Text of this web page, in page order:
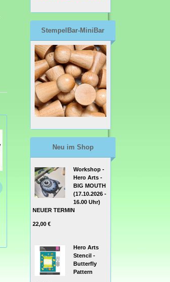
Jane's Doodles
Wild Winter
Clear Stamps
Domestic
StempelBar-MiniBar
Neu im Shop
Workshop -
Hero Arts -
BIG MOUTH
(17.10.2026 -
16.00 Uhr)
NEUER TERMIN
22,00 €
Hero Arts
Stencil -
Butterfly
Pattern